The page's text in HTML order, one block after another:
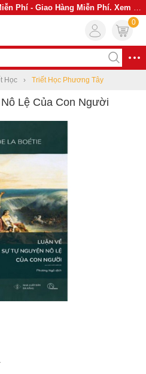
Phí - Giao Hàng Miễn Phí. Xem Ngay
0
Học Triết Học Phương Tây
Lệ Của Con Người